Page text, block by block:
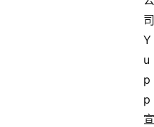
司
Y
u
p
p
宣